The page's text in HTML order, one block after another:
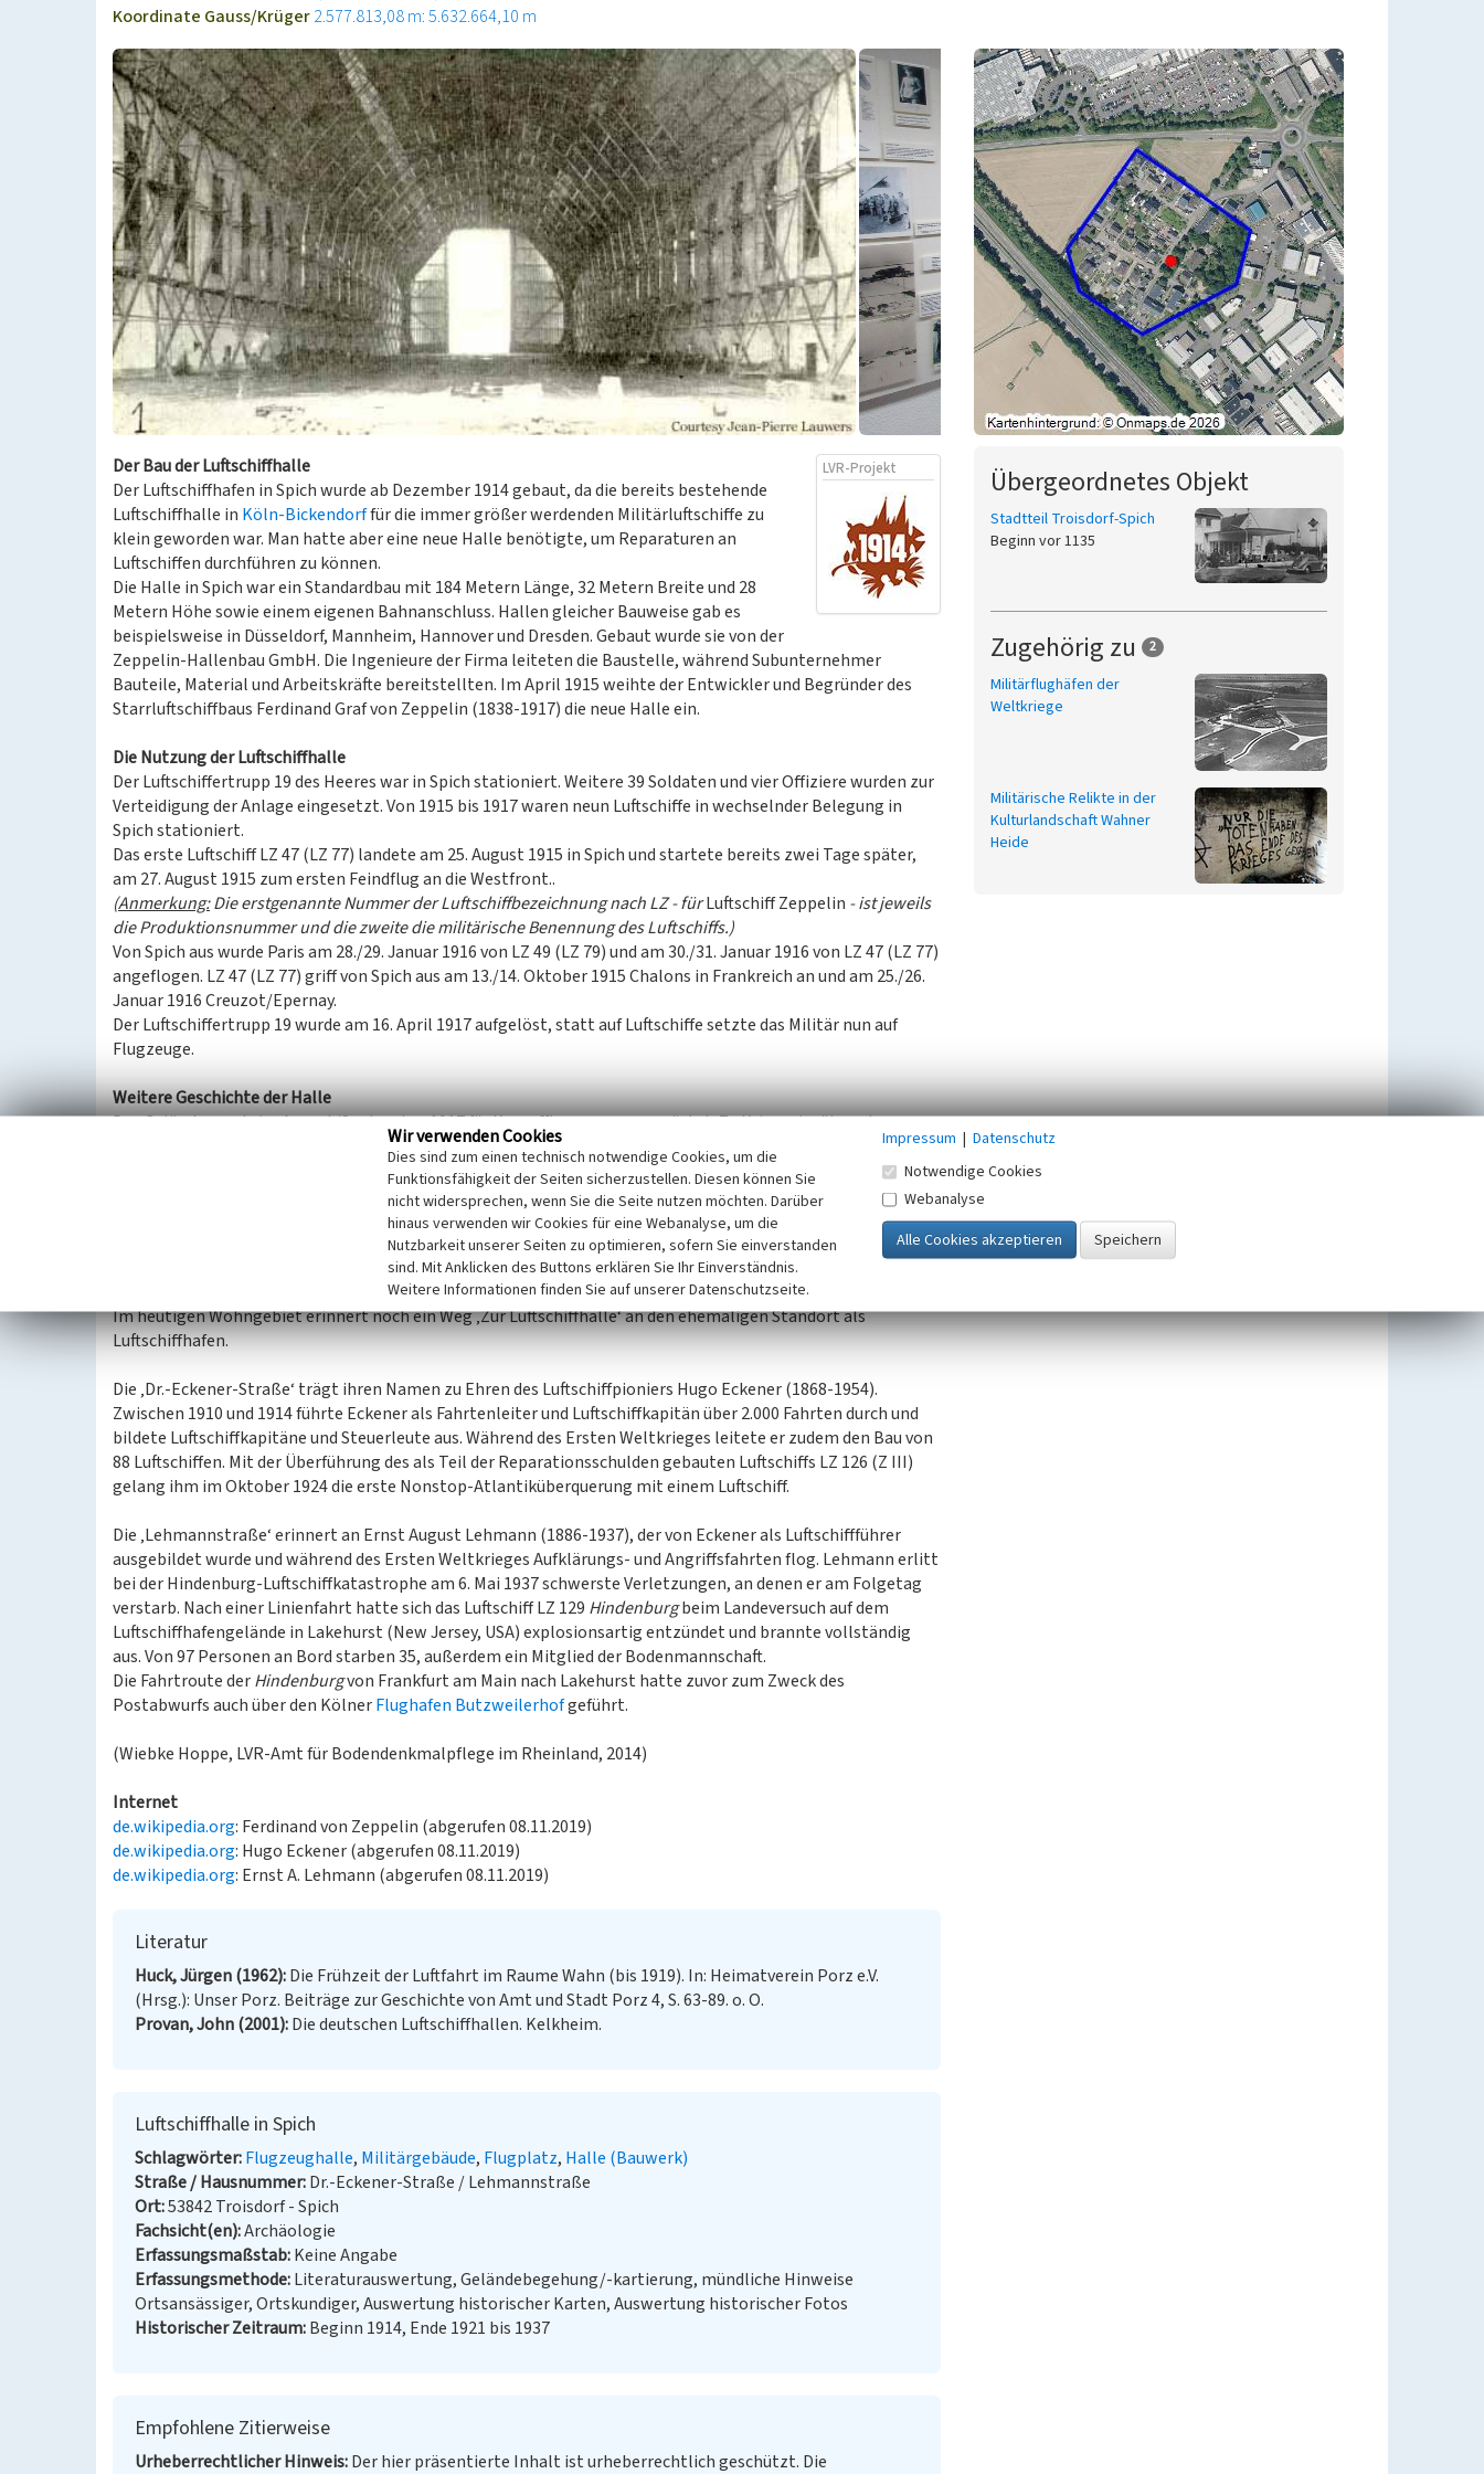
Koordinate Gauss/Krüger2.577.813,08 m: 5.632.664,10 m
LVR-Projekt
Der Bau der Luftschiffhalle
Der Luftschiffhafen in Spich wurde ab Dezember 1914 gebaut, da die bereits bestehende
Luftschiffhalle in Köln-Bickendorffür die immer größer werdenden Militärluftschiffe zu
klein geworden war. Man hatte aber eine neue Halle benötigte, um Reparaturen an
Luftschiffen durchführen zu können.
Die Halle in Spich war ein Standardbau mit 184 Metern Länge, 32 Metern Breite und 28
Metern Höhe sowie einem eigenen Bahnanschluss. Hallen gleicher Bauweise gab es
beispielsweise in Düsseldorf, Mannheim, Hannover und Dresden. Gebaut wurde sie von der
Zeppelin-Hallenbau GmbH. Die Ingenieure der Firma leiteten die Baustelle, während Subunternehmer
Bauteile, Material und Arbeitskräfte bereitstellten. Im April 1915 weihte der Entwickler und Begründer des
Starrluftschiffbaus Ferdinand Graf von Zeppelin (1838-1917) die neue Halle ein.
Die Nutzung der Luftschiffhalle
Der Luftschiffertrupp 19 des Heeres war in Spich stationiert. Weitere 39 Soldaten und vier Offiziere wurden zur
Verteidigung der Anlage eingesetzt. Von 1915 bis 1917 waren neun Luftschiffe in wechselnder Belegung in
Spich stationiert.
Das erste Luftschiff LZ 47 (LZ 77) landete am 25. August 1915 in Spich und startete bereits zwei Tage später,
am 27. August 1915 zum ersten Feindflug an die Westfront..
(Anmerkung:Die erstgenannte Nummer der Luftschiffbezeichnung nach LZ - fürLuftschiff Zeppelin - ist jeweils
die Produktionsnummer und die zweite die militärische Benennung des Luftschiffs.)
Von Spich aus wurde Paris am 28./29. Januar 1916 von LZ 49 (LZ 79) und am 30./31. Januar 1916 von LZ 47 (LZ 77)
angeflogen. LZ 47 (LZ 77) griff von Spich aus am 13./14. Oktober 1915 Chalons in Frankreich an und am 25./26.
Januar 1916 Creuzot/Epernay.
Der Luftschiffertrupp 19 wurde am 16. April 1917 aufgelöst, statt auf Luftschiffe setzte das Militär nun auf
Flugzeuge.
Weitere Geschichte der Halle
Das Gelände wurde im August/September 1917 für Kampfflugzeuge umgerüstet. Zu Kriegseinsätzen kam es
aber von Spich aus nicht mehr. Das Areal wurde nach dem Waffenstillstand von den Briten übernommen. 1921
demontierte man die Halle und brachte sie als Reparationsleistung nach Frankreich, von wo aus sie
vermutlich nach Marokko verschifft wurde. In den Unterkunftsgebäuden richtete man zivile Wohnungen ein
und baute die Bahngleise zurück. Die Fundamente der Halle wurden im Mai 1937 gesprengt, um die Fläche für
Erinnerung an Hugo Eckener und Ernst A. Lehmann
Im heutigen Wohngebiet erinnert noch ein Weg ‚Zur Luftschiffhalle‘ an den ehemaligen Standort als
Luftschiffhafen.
Die ‚Dr.-Eckener-Straße‘ trägt ihren Namen zu Ehren des Luftschiffpioniers Hugo Eckener (1868-1954).
Zwischen 1910 und 1914 führte Eckener als Fahrtenleiter und Luftschiffkapitän über 2.000 Fahrten durch und
bildete Luftschiffkapitäne und Steuerleute aus. Während des Ersten Weltkrieges leitete er zudem den Bau von
88 Luftschiffen. Mit der Überführung des als Teil der Reparationsschulden gebauten Luftschiffs LZ 126 (Z III)
gelang ihm im Oktober 1924 die erste Nonstop-Atlantiküberquerung mit einem Luftschiff.
Die ‚Lehmannstraße‘ erinnert an Ernst August Lehmann (1886-1937), der von Eckener als Luftschiffführer
ausgebildet wurde und während des Ersten Weltkrieges Aufklärungs- und Angriffsfahrten flog. Lehmann erlitt
bei der Hindenburg-Luftschiffkatastrophe am 6. Mai 1937 schwerste Verletzungen, an denen er am Folgetag
verstarb. Nach einer Linienfahrt hatte sich das Luftschiff LZ 129 Hindenburgbeim Landeversuch auf dem
Luftschiffhafengelände in Lakehurst (New Jersey, USA) explosionsartig entzündet und brannte vollständig
aus. Von 97 Personen an Bord starben 35, außerdem ein Mitglied der Bodenmannschaft.
Die Fahrtroute derHindenburgvon Frankfurt am Main nach Lakehurst hatte zuvor zum Zweck des
Postabwurfs auch über den KölnerFlughafen Butzweilerhofgeführt.
(Wiebke Hoppe, LVR-Amt für Bodendenkmalpflege im Rheinland, 2014)
Internet
de.wikipedia.org: Ferdinand von Zeppelin (abgerufen 08.11.2019)
de.wikipedia.org: Hugo Eckener (abgerufen 08.11.2019)
de.wikipedia.org: Ernst A. Lehmann (abgerufen 08.11.2019)
Literatur
Huck, Jürgen (1962) Die Frühzeit der Luftfahrt im Raume Wahn (bis 1919). In: Heimatverein Porz e.V.
(Hrsg.): Unser Porz. Beiträge zur Geschichte von Amt und Stadt Porz 4, S. 63-89. o. O.
Provan, John (2001) Die deutschen Luftschiffhallen. Kelkheim.
Luftschiffhalle in Spich
Schlagwörter Flugzeughalle Militärgebäude Flugplatz Halle (Bauwerk)
Straße / Hausnummer Dr.-Eckener-Straße / Lehmannstraße
Ort 53842 Troisdorf - Spich
Fachsicht(en) Archäologie
Erfassungsmaßstab Keine Angabe
Erfassungsmethode Literaturauswertung, Geländebegehung/-kartierung, mündliche Hinweise
Ortsansässiger, Ortskundiger, Auswertung historischer Karten, Auswertung historischer Fotos
Historischer Zeitraum Beginn 1914, Ende 1921 bis 1937
Empfohlene Zitierweise
Urheberrechtlicher Hinweis Der hier präsentierte Inhalt ist urheberrechtlich geschützt. Die
Übergeordnetes Objekt
Stadtteil Troisdorf-Spich
Beginn vor 1135
Zugehörig zu 2
Militärflughäfen der
Weltkriege
Militärische Relikte in der
Kulturlandschaft Wahner
Heide
Wir verwenden Cookies
Dies sind zum einen technisch notwendige Cookies, um die
Funktionsfähigkeit der Seiten sicherzustellen. Diesen können Sie
nicht widersprechen, wenn Sie die Seite nutzen möchten. Darüber
hinaus verwenden wir Cookies für eine Webanalyse, um die
Nutzbarkeit unserer Seiten zu optimieren, sofern Sie einverstanden
sind. Mit Anklicken des Buttons erklären Sie Ihr Einverständnis.
Weitere Informationen finden Sie auf unserer Datenschutzseite.
Impressum | Datenschutz
Notwendige Cookies
Webanalyse